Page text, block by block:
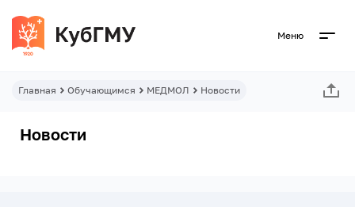
Меню
Главная Обучающимся МЕДМОЛ Новости
Новости